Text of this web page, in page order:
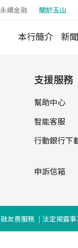
續金融 關於玉山
本行簡介 新
支援服務
幫助中心
智能客服
行動銀行下
申訴信箱
友善服務 法定揭露